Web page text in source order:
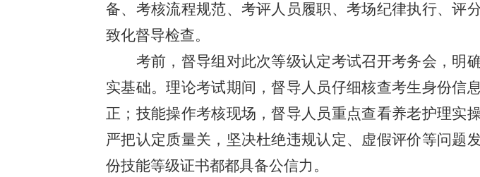
备、考核流程规范、考评人员履职、考场纪律执行、评
致化督导检查。
考前，督导组对此次等级认定考试召开考务会，明
实基础。理论考试期间，督导人员仔细核查考生身份信
正；技能操作考核现场，督导人员重点查看养老护理实
严把认定质量关，坚决杜绝违规认定、虚假评价等问题
份技能等级证书都都具备公信力。